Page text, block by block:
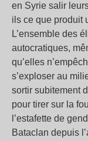
en Syrie salir
ils ce que produit
L’ensemble des
autocratiques,
qu’elles
s’exploser au
sortir subitement
pour tirer sur la
l’estafette de
Bataclan depuis